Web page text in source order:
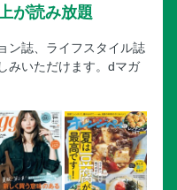
の「かかりつけ」がある
を心得る
が読み放題
ン誌、ライフスタイル誌
みいただけます。dマガ